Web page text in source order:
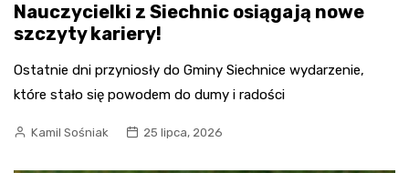
Nauczycielki z Siechnic osiągają nowe
szczyty kariery!
Ostatnie dni przyniosły do Gminy Siechnice wydarzenie,
które stało się powodem do dumy i radości
Kamil Sośniak 25 lipca, 2026